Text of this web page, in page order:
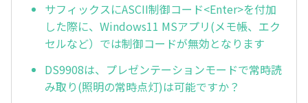
サフィックスにASCII制御コード<Enter>を付加
した際に、Windows11 MSアプリ(メモ帳、エク
セルなど）では制御コードが無効となります
DS9908は、プレゼンテーションモードで常時読
み取り(照明の常時点灯)は可能ですか？